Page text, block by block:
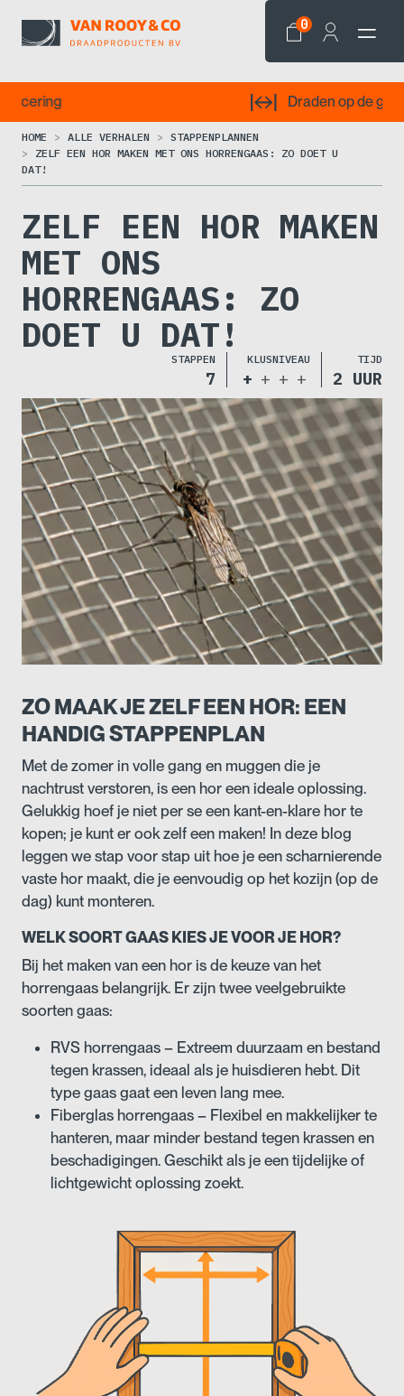
0
Draden op de gewenste lengte
HOME ALLE VERHALEN
STAPPENPLANNEN
ZELF EEN HOR MAKEN MET ONS HORRENGAAS: ZO DOET U
DAT!
ZELF EEN HOR MAKEN
MET ONS
HORRENGAAS: ZO
DOET U DAT!
STAPPEN
7
KLUSNIVEAU
+ + + +
TIJD
2 UUR
ZO MAAK JE ZELF EEN HOR: EEN
HANDIG STAPPENPLAN
Met de zomer in volle gang en muggen die je
nachtrust verstoren, is een hor een ideale oplossing.
Gelukkig hoef je niet per se een kant-en-klare hor te
kopen; je kunt er ook zelf een maken! In deze blog
leggen we stap voor stap uit hoe je een scharnierende
vaste hor maakt, die je eenvoudig op het kozijn (op de
dag) kunt monteren.
WELK SOORT GAAS KIES JE VOOR JE HOR?
Bij het maken van een hor is de keuze van het
horrengaas belangrijk. Er zijn twee veelgebruikte
soorten gaas:
RVS horrengaas – Extreem duurzaam en bestand
tegen krassen, ideaal als je huisdieren hebt. Dit
type gaas gaat een leven lang mee.
Fiberglas horrengaas – Flexibel en makkelijker te
hanteren, maar minder bestand tegen krassen en
beschadigingen. Geschikt als je een tijdelijke of
lichtgewicht oplossing zoekt.